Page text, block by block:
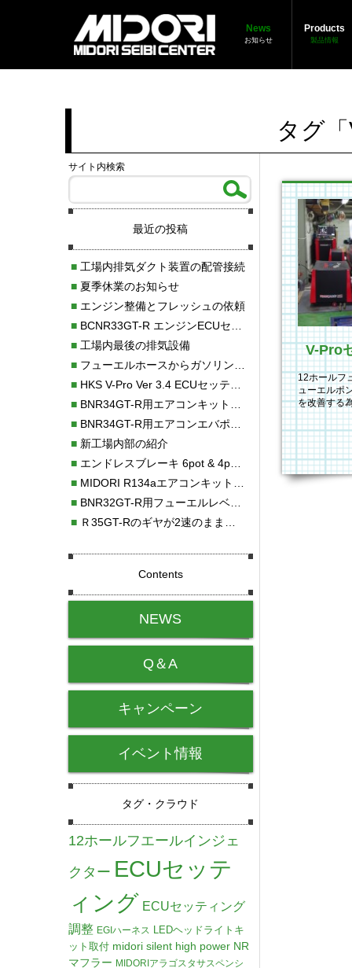
News
お知らせ
Products
製品情報
タグ
V-Pro
12ホールフ
ューエルポ
を改善する
エンジン
サイト内検索
最近の投稿
■工場内排気ダクト装置の配管接続
■夏季休業のお知らせ
■エンジン整備とフレッシュの依頼
■BCNR33GT-R エンジンECUセッティング調整
■工場内最後の排気設備
■フューエルホースからガソリン漏れ
■HKS V-Pro Ver 3.4 ECUセッティング
■BNR34GT-R用エアコンキット新発売！！
■BNR34GT-R用エアコンエバポレーターを新発売！！
■新工場内部の紹介
■エンドレスブレーキ 6pot & 4potオーバーホール
■MIDORI R134aエアコンキットタイプⅡ取り付け
■BNR32GT-R用フューエルレベルセンサー新発売！！
■Ｒ35GT-Rのギヤが2速のまま変速しない！！
Contents
NEWS
Q＆A
キャンペーン
イベント情報
タグ・クラウド
12ホールフエールインジェ
クター ECUセッテ
ィング ECUセッティング
調整 EGIハーネス LEDヘッドライトキ
ット取付 midori silent high power NR
マフラー MIDORIアラゴスタサスペンシ